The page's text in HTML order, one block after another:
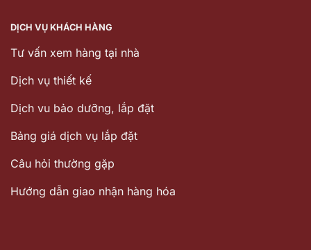
DỊCH VỤ KHÁCH HÀNG
Tư vấn xem hàng tại nhà
Dịch vụ thiết kế
Dịch vu bảo dưỡng, lắp đặt
Bảng giá dịch vụ lắp đặt
Câu hỏi thường gặp
Hướng dẫn giao nhận hàng hóa